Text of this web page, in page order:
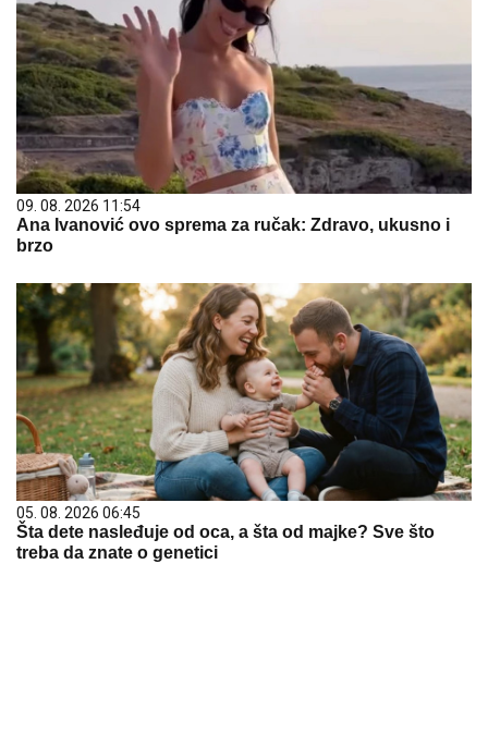
09. 08. 2026 11:54
Ana Ivanović ovo sprema za ručak: Zdravo, ukusno i
brzo
05. 08. 2026 06:45
Šta dete nasleđuje od oca, a šta od majke? Sve što
treba da znate o genetici